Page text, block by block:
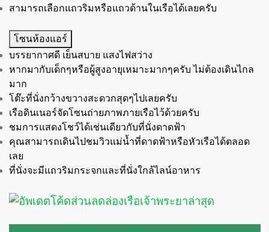
สามารถเลือกแถวริมหรือแถวด้านในเรือได้เลยครับ
โซนห้องแอร์
บรรยากาศดี เย็นสบาย แสงไฟสว่าง
หากมากับเด็กๆหรือผู้สูงอายุเหมาะมากๆครับ ไม่ต้องเดินไกล
มาก
โต๊ะที่นั่งกว้างขวางสะดวกสุดๆไปเลยครับ
เรือดินเนอร์จัดโซนถ่ายภาพภายเรือไว้ด้วยครับ
ชมการแสดงโชว์ได้เช่นเดียวกับที่นั่งดาดฟ้า
คุณสามารถเดินไปชมวิวแม่น้ำที่ดาดฟ้าหรือหัวเรือได้ตลอด
เลย
ที่นั่งจะมีแถวริมกระจกและที่นั่งใกล้ไลน์อาหาร